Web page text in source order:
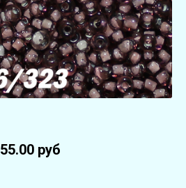
55.00 руб